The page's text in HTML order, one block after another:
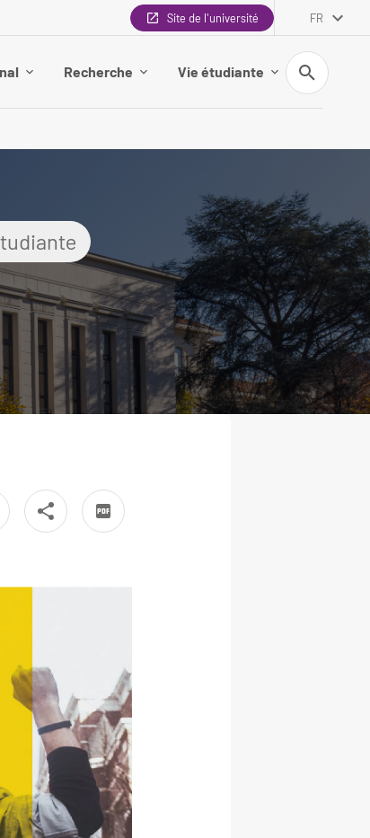
Site de l'université FR
Recherche Vie étudiante
Recherche